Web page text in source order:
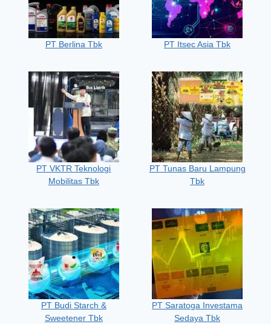
PT Berlina Tbk PT Itsec Asia Tbk
PT VKTR Teknologi
Mobilitas Tbk
PT Tunas Baru Lampung
Tbk
PT Budi Starch &
Sweetener Tbk
PT Saratoga Investama
Sedaya Tbk